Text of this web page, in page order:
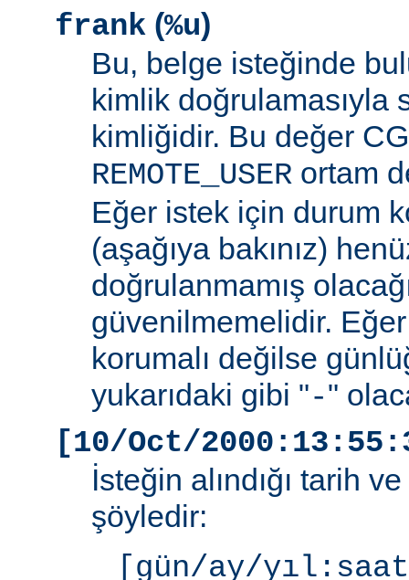
frank (%u)
Bu, belge isteğinde
kimlik doğrulamasıyla
kimliğidir. Bu değer
REMOTE_USER ortam
Eğer istek için durum
(aşağıya bakınız)
doğrulanmamış
güvenilmemelidir.
korumalı değilse
yukarıdaki gibi "-"
[10/Oct/
İsteğin alındığı tarih
şöyledir:
[gün/ay/